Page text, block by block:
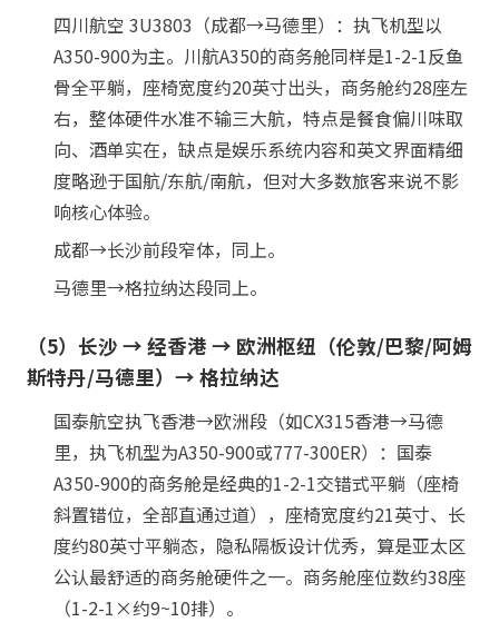
四川航空 3U3803（成都→马德里）：执飞机型以
A350-900为主。川航A350的商务舱同样是1-2-1反鱼
骨全平躺，座椅宽度约20英寸出头，商务舱约28座左
右，整体硬件水准不输三大航，特点是餐食偏川味取
向、酒单实在，缺点是娱乐系统内容和英文界面精细
度略逊于国航/东航/南航，但对大多数旅客来说不影
响核心体验。
成都→长沙前段窄体，同上。
马德里→格拉纳达段同上。
（5）长沙 → 经香港 → 欧洲枢纽（伦敦/巴黎/阿姆
斯特丹/马德里）→ 格拉纳达
国泰航空执飞香港→欧洲段（如CX315香港→马德
里，执飞机型为A350-900或777-300ER）：国泰
A350-900的商务舱是经典的1-2-1交错式平躺（座椅
斜置错位，全部直通过道），座椅宽度约21英寸、长
度约80英寸平躺态，隐私隔板设计优秀，算是亚太区
公认最舒适的商务舱硬件之一。商务舱座位数约38座
（1-2-1×约9~10排）。